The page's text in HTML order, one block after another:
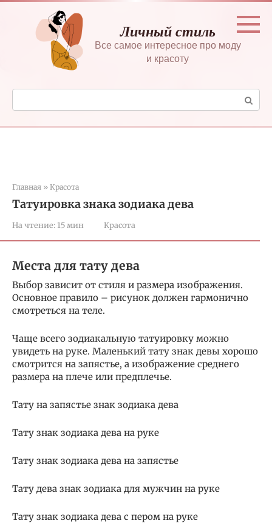
Перейти
контенту
Личный стиль
Все самое интересное про моду
и красоту
Поиск:
Главная » Красота
Татуировка знака зодиака дева
На чтение: 15 мин Красота
Места для тату дева
Выбор зависит от стиля и размера изображения.
Основное правило – рисунок должен гармонично
смотреться на теле.
Чаще всего зодиакальную татуировку можно
увидеть на руке. Маленький тату знак девы хорошо
смотрится на запястье, а изображение среднего
размера на плече или предплечье.
Тату на запястье знак зодиака дева
Тату знак зодиака дева на руке
Тату знак зодиака дева на запястье
Тату дева знак зодиака для мужчин на руке
Тату знак зодиака дева с пером на руке